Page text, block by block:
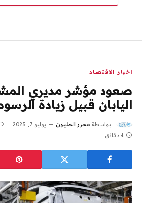
اخبار الاقتصاد
صعود مؤشر مديري
اليابان قبيل زيادة
بواسطة محرر المليون يوليو 7, 2025
4 دقائق